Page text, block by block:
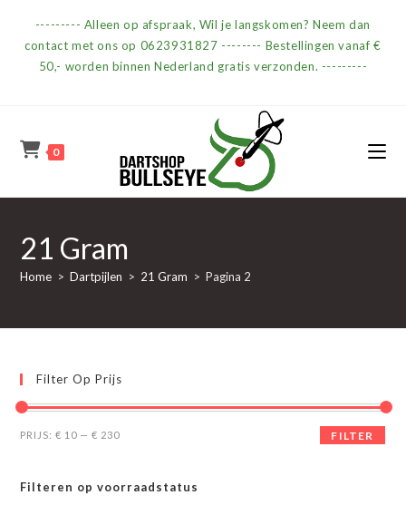
--------- Alleen op afspraak, Wil je langskomen? Neem dan
contact met ons op 0623931827 -------- Bestellingen vanaf €
50,- worden binnen Nederland gratis verzonden. ---------
0
21 Gram
Home > Dartpijlen > 21 Gram > Pagina 2
Filter Op Prijs
Min.
Max.
FILTER
PRIJS:€ 10 —€ 230
Filteren op voorraadstatus